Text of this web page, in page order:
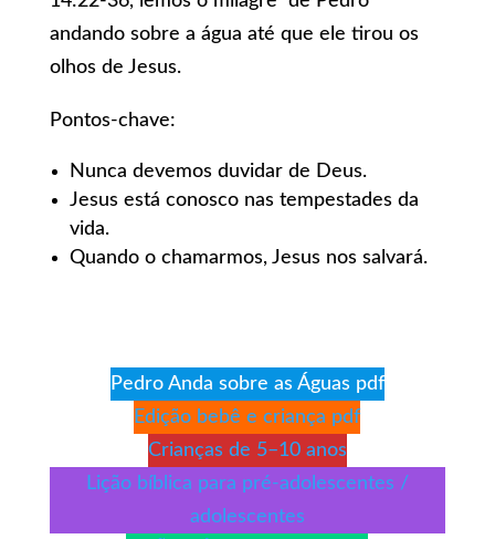
andando sobre a água até que ele tirou os
olhos de Jesus.
Pontos-chave:
Nunca devemos duvidar de Deus.
Jesus está conosco nas tempestades da
vida.
Quando o chamarmos, Jesus nos salvará.
Pedro Anda sobre as Águas pdf
Edição bebê e criança pdf
Crianças de 5–10 anos
Lição bíblica para pré-adolescentes /
adolescentes